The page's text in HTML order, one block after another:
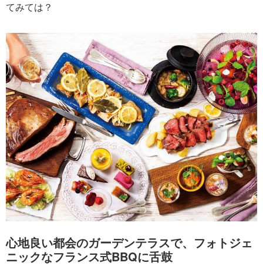
てみては？
心地良い都会のガーデンテラスで、フォトジェ
ニックなフランス式BBQに舌鼓